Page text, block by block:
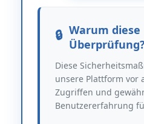
Warum diese
Überprüfung?
Diese
unsere Plattform vor
Zugriffen und
Benutzererfahrung